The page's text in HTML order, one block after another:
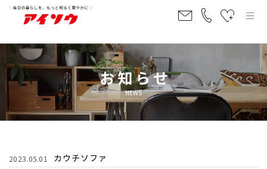
お知らせ
NEWS
2023.05.01 カウチソファ